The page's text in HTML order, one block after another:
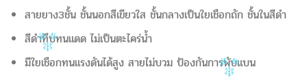
สายยาง3ชั้น ชั้นนอกสีเขียวใส ชั้นกลางเป็นใยเชือกถัก ชั้นในสีดำ
สีดำทึบทนแดด ไม่เป็นตะไคร่น้ำ
มีใยเชือกทนแรงดันได้สูง สายไม่บวม ป้องกันการพับแบน